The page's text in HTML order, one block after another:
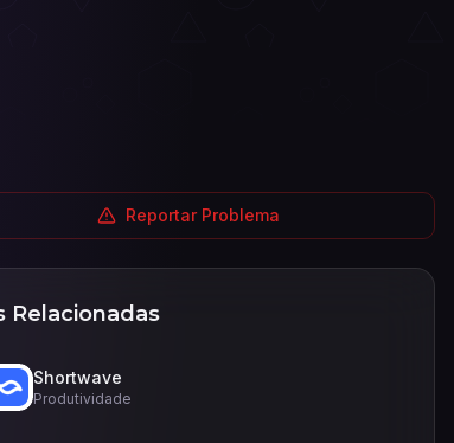
Reportar Problema
Relacionadas
Shortwave
Produtividade